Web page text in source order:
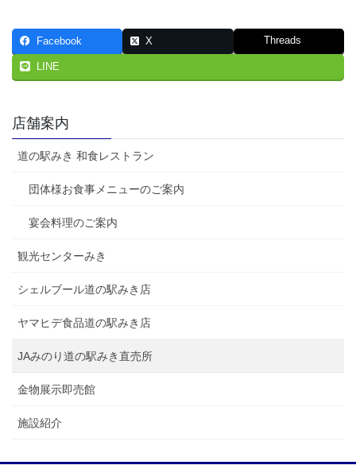
Facebook X Threads
LINE
店舗案内
道の駅みき 和食レストラン
団体様お食事メニューのご案内
宴会料理のご案内
観光センターみき
シェルブール道の駅みき店
ヤマヒデ食品道の駅みき店
JAみのり道の駅みき直売所
金物展示即売館
施設紹介